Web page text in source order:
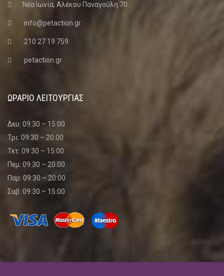
Νέα Ιωνία, Αλέκου Παναγούλη 70
info@petaction.gr
210 27 19 759
petaction.gr
ΩΡΑΡΙΟ ΛΕΙΤΟΥΡΓΙΑΣ
Δευ: 09:30 – 15:00
Τρι: 09:30 – 20:00
Τετ: 09:30 – 15:00
Πεμ: 09:30 – 20:00
Παρ: 09:30 – 20:00
Σαβ: 09:30 – 15:00